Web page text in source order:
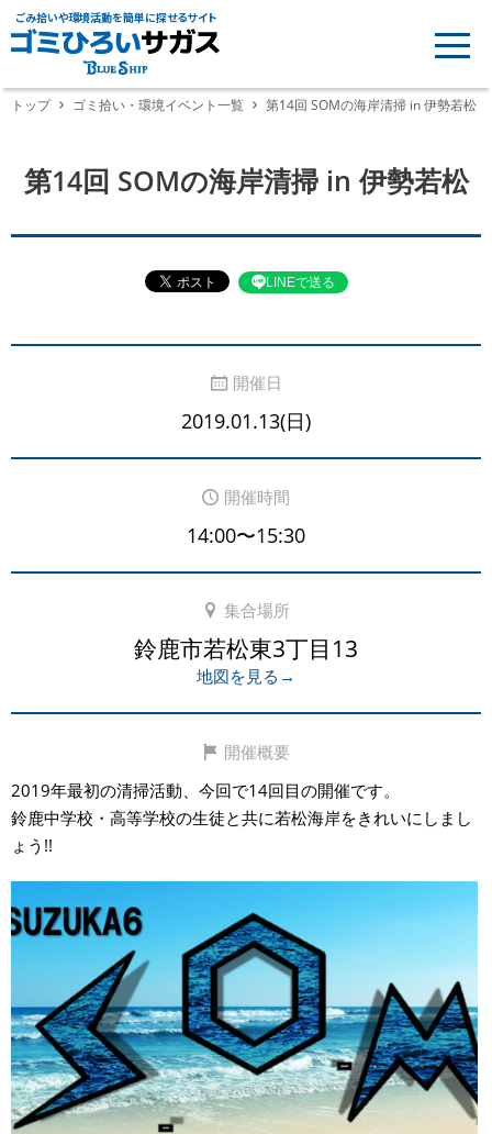
ごみ拾いや環境活動を簡単に探せるサイト
トップ ゴミ拾い・環境イベント一覧 第14回 SOMの海岸清掃 in 伊勢若松
第14回 SOMの海岸清掃 in 伊勢若松
LINEで送る
開催日
2019.01.13(日)
開催時間
14:00〜15:30
集合場所
鈴鹿市若松東3丁目13
地図を見る→
開催概要
2019年最初の清掃活動、今回で14回目の開催です。
鈴鹿中学校・高等学校の生徒と共に若松海岸をきれいにしまし
ょう!!